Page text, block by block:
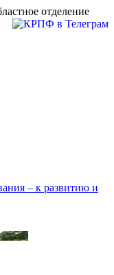
отделение